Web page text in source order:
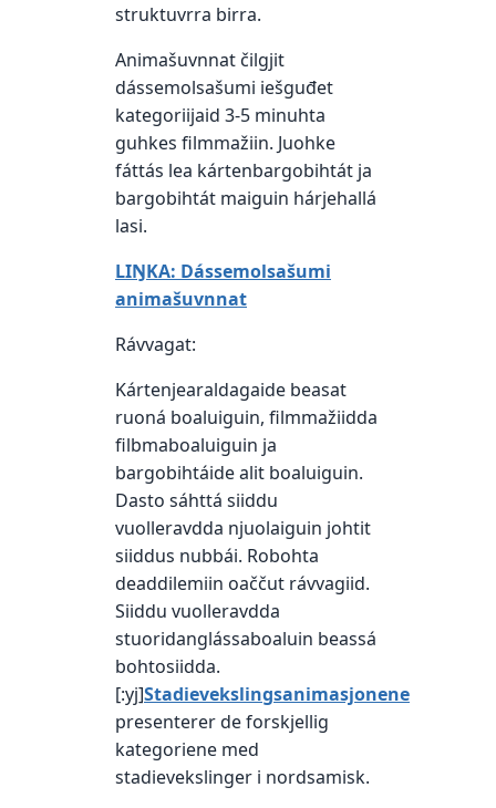
struktuvrra birra.
Animašuvnnat čilgjit
dássemolsašumi iešguđet
kategoriijaid 3-5 minuhta
guhkes filmmažiin. Juohke
fáttás lea kártenbargobihtát ja
bargobihtát maiguin hárjehallá
lasi.
LIŊKA: Dássemolsašumi
animašuvnnat
Rávvagat:
Kártenjearaldagaide beasat
ruoná boaluiguin, filmmažiidda
filbmaboaluiguin ja
bargobihtáide alit boaluiguin.
Dasto sáhttá siiddu
vuolleravdda njuolaiguin johtit
siiddus nubbái. Robohta
deaddilemiin oaččut rávvagiid.
Siiddu vuolleravdda
stuoridanglássaboaluin beassá
bohtosiidda.
[:yj]Stadievekslingsanimasjonene
presenterer de forskjellig
kategoriene med
stadievekslinger i nordsamisk.